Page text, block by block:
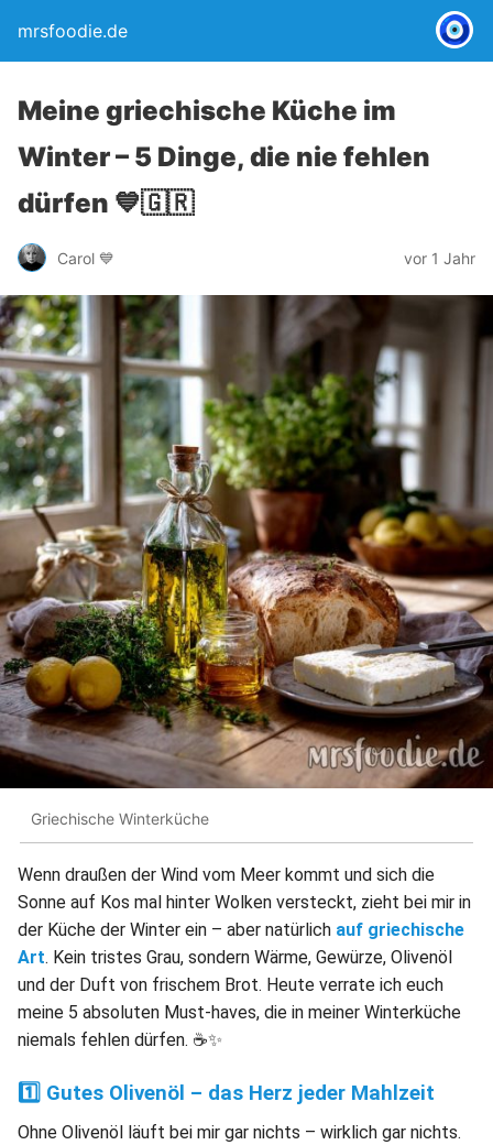
mrsfoodie.de
Meine griechische Küche im
Winter – 5 Dinge, die nie fehlen
dürfen 💙🇬🇷
Carol 💙 vor 1 Jahr
Griechische Winterküche
Wenn draußen der Wind vom Meer kommt und sich die
Sonne auf Kos mal hinter Wolken versteckt, zieht bei mir in
der Küche der Winter ein – aber natürlich auf griechische
Art. Kein tristes Grau, sondern Wärme, Gewürze, Olivenöl
und der Duft von frischem Brot. Heute verrate ich euch
meine 5 absoluten Must-haves, die in meiner Winterküche
niemals fehlen dürfen. ☕✨
1️⃣ Gutes Olivenöl – das Herz jeder Mahlzeit
Ohne Olivenöl läuft bei mir gar nichts – wirklich gar nichts.